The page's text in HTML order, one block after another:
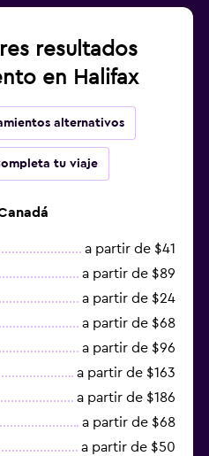
resultados
en Halifax
alternativos
tu viaje
a partir de $41
a partir de $89
a partir de $24
a partir de $68
a partir de $96
a partir de $163
a partir de $186
a partir de $68
a partir de $50